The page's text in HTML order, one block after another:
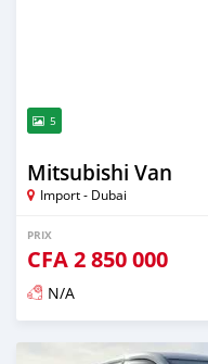
5
Mitsubishi Van
Import - Dubai
PRIX
CFA2 850 000
N/A
Publié il y a environ 4 ans